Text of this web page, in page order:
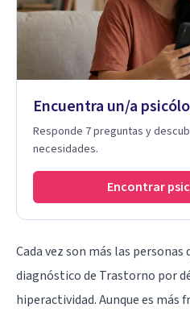
Encuentra un/a
Responde 7 preguntas y
necesidades.
Encontrar
Cada vez son más las
diagnóstico de Trastorno por
hiperactividad. Aunque es más